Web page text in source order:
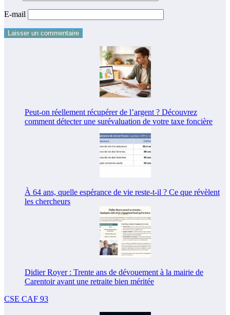
E-mail
Peut-on réellement récupérer de l’argent ? Découvrez
comment détecter une surévaluation de votre taxe foncière
À 64 ans, quelle espérance de vie reste-t-il ? Ce que révèlent
les chercheurs
Didier Royer : Trente ans de dévouement à la mairie de
Carentoir avant une retraite bien méritée
CSE CAF 93